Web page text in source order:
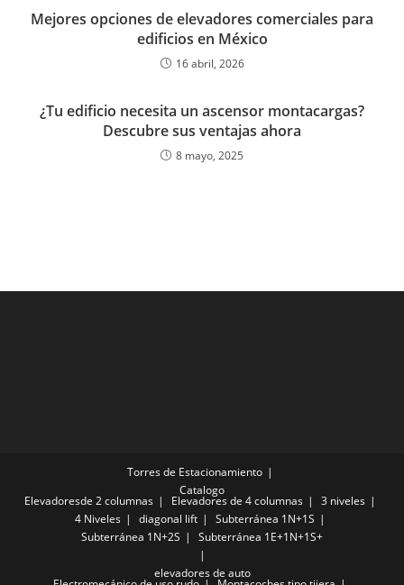
Mejores opciones de elevadores comerciales para
edificios en México
16 abril, 2026
¿Tu edificio necesita un ascensor montacargas?
Descubre sus ventajas ahora
8 mayo, 2025
Torres de Estacionamiento
Catalogo
Elevadoresde 2 columnas Elevadores de 4 columnas
3 niveles
4 Niveles
diagonal lift
Subterránea 1N+1S
Subterránea 1N+2S
Subterránea 1E+1N+1S+
elevadores de auto